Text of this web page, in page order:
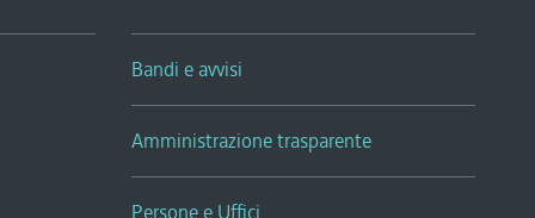
Bandi e avvisi
Amministrazione trasparente
Persone e Uffici